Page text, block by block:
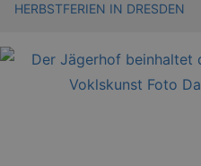
HERBSTFERIEN IN DRESDEN